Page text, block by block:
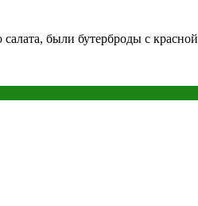
были бутерброды с